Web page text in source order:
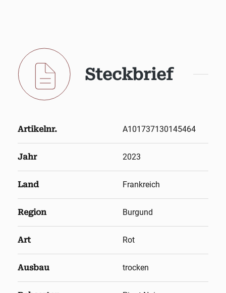
Steckbrief
Artikelnr. A101737130145464
Jahr 2023
Land Frankreich
Region Burgund
Art Rot
Ausbau trocken